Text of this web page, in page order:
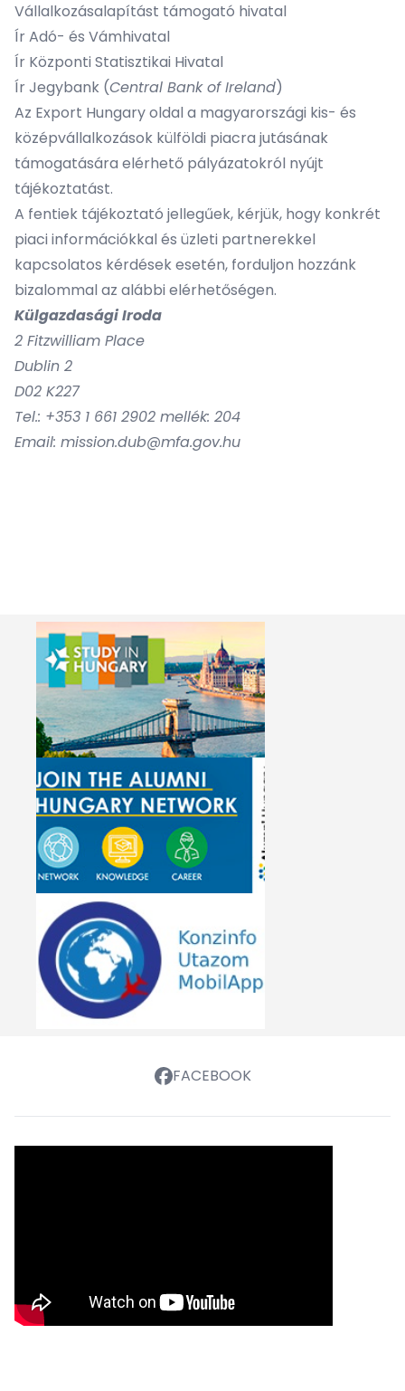
Vállalkozásalapítást támogató hivatal
Ír Adó- és Vámhivatal
Ír Központi Statisztikai Hivatal
Ír Jegybank (Central Bank of Ireland)
Az Export Hungaryoldal a magyarországi kis- és
középvállalkozások külföldi piacra jutásának
támogatására elérhető pályázatokról nyújt
tájékoztatást.
A fentiek tájékoztató jellegűek, kérjük, hogy konkrét
piaci információkkal és üzleti partnerekkel
kapcsolatos kérdések esetén, forduljon hozzánk
bizalommal az alábbi elérhetőségen.
Külgazdasági Iroda
2 Fitzwilliam Place
Dublin 2
D02 K227
Tel.: +353 1 661 2902 mellék: 204
Email: mission.dub@mfa.gov.hu
FACEBOOK